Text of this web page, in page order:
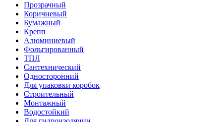
Прозрачный
Коричневый
Бумажный
Крепп
Алюминиевый
Фольгированный
ТПЛ
Сантехнический
Односторонний
Для упаковки коробок
Строительный
Монтажный
Водостойкий